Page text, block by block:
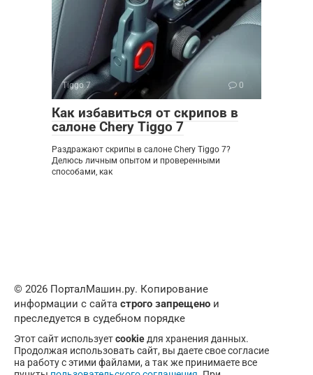
Tiggo 7 0
Как избавиться от скрипов в
салоне Chery Tiggo 7
Раздражают скрипы в салоне Chery Tiggo 7?
Делюсь личным опытом и проверенными
способами, как
© 2026 ПорталМашин.ру. Копирование
информации с сайта строго запрещено и
преследуется в судебном порядке
Этот сайт используетcookieдля хранения данных.
Продолжая использовать сайт, вы даете свое согласие
на работу с этими файлами, а так же принимаете все